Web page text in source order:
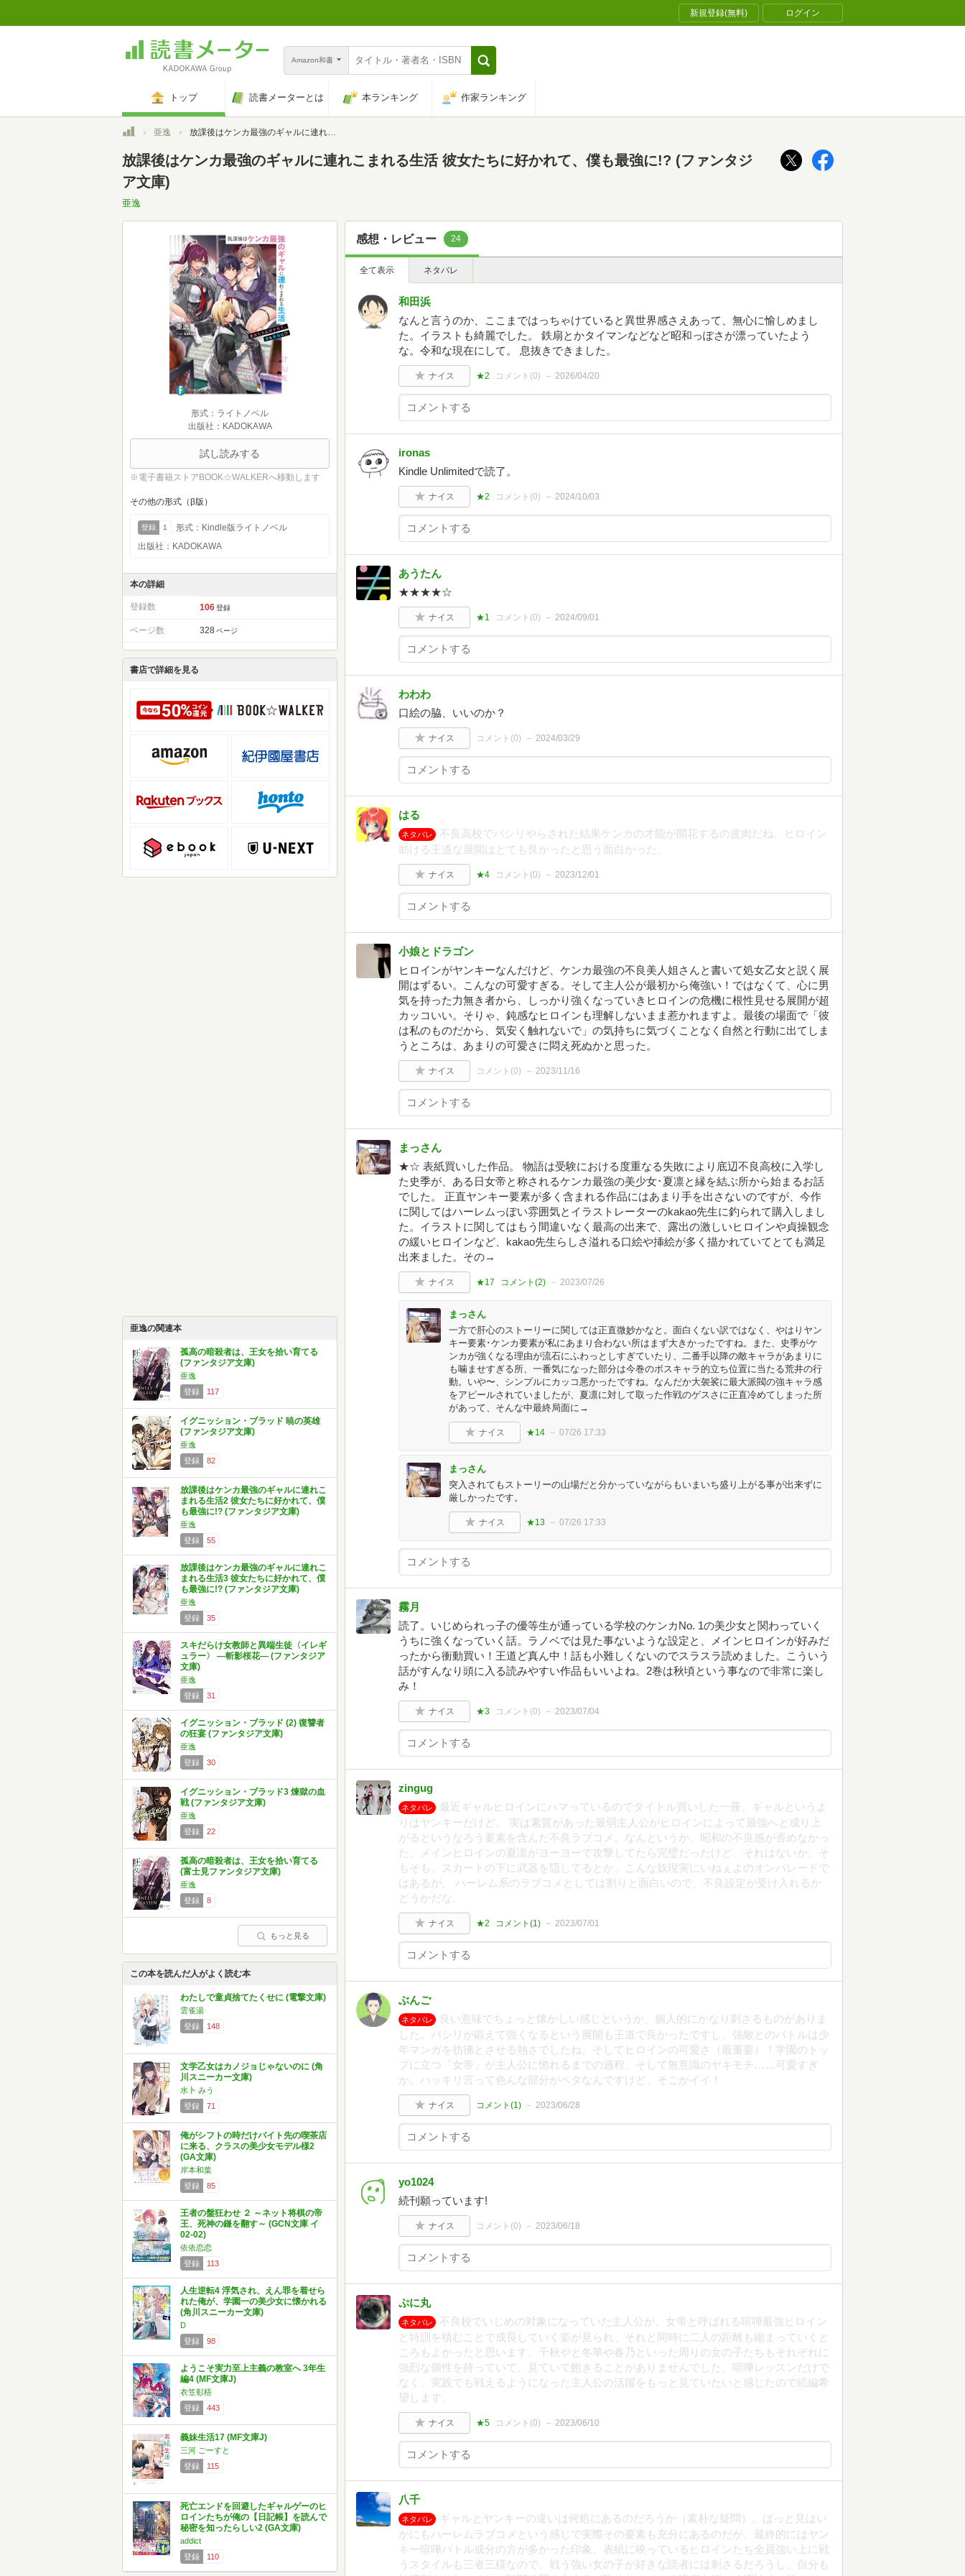
新規登録(無料) ログイン
Amazon和書
トップ 読書メーターとは 本ランキング 作家ランキング
トップ亜逸 放課後はケンカ最強のギャルに連れこまれる生活 彼女たちに好かれて、僕も最強に!? (ファンタジア文庫)
放課後はケンカ最強のギャルに連れこまれる生活 彼女たちに好かれて、僕も最強に!? (ファンタジ
ア文庫)
亜逸
形式：ライトノベル
出版社：KADOKAWA
試し読みする
※電子書籍ストアBOOK☆WALKERへ移動します
その他の形式（β版）
登録 1
形式：Kindle版ライトノベル
出版社：KADOKAWA
本の詳細
登録数 106 登録
ページ数 328 ページ
書店で詳細を見る
亜逸の関連本
孤高の暗殺者は、王女を拾い育てる
(ファンタジア文庫)
亜逸
登録
117
イグニッション・ブラッド 暁の英雄
(ファンタジア文庫)
亜逸
登録
82
放課後はケンカ最強のギャルに連れこ
まれる生活2 彼女たちに好かれて、僕
も最強に!? (ファンタジア文庫)
亜逸
登録
55
放課後はケンカ最強のギャルに連れこ
まれる生活3 彼女たちに好かれて、僕
も最強に!? (ファンタジア文庫)
亜逸
登録
35
スキだらけ女教師と異端生徒〈イレギ
ュラー〉 ―斬影桜花― (ファンタジア
文庫)
亜逸
登録
31
イグニッション・ブラッド (2) 復讐者
の狂宴 (ファンタジア文庫)
亜逸
登録
30
イグニッション・ブラッド3 煉獄の血
戦 (ファンタジア文庫)
亜逸
登録
22
孤高の暗殺者は、王女を拾い育てる
(富士見ファンタジア文庫)
亜逸
登録
8
もっと見る
この本を読んだ人がよく読む本
わたしで童貞捨てたくせに (電撃文庫)
雲雀湯
登録
148
文学乙女はカノジョじゃないのに (角
川スニーカー文庫)
水卜 みう
登録
71
俺がシフトの時だけバイト先の喫茶店
に来る、クラスの美少女モデル様2
(GA文庫)
岸本和葉
登録
85
王者の盤狂わせ ２ ～ネット将棋の帝
王、死神の鎌を翻す～ (GCN文庫 イ
02-02)
依依恋恋
登録
113
人生逆転4 浮気され、えん罪を着せら
れた俺が、学園一の美少女に懐かれる
(角川スニーカー文庫)
D
登録
98
ようこそ実力至上主義の教室へ 3年生
編4 (MF文庫J)
衣笠彰梧
登録
443
義妹生活17 (MF文庫J)
三河 ごーすと
登録
115
死亡エンドを回避したギャルゲーのヒ
ロインたちが俺の【日記帳】を読んで
秘密を知ったらしい2 (GA文庫)
addict
登録
110
感想・レビュー 24
全て表示 ネタバレ
和田浜
なんと言うのか、ここまではっちゃけていると異世界感さえあって、無心に愉しめまし
た。イラストも綺麗でした。 鉄扇とかタイマンなどなど昭和っぽさが漂っていたよう
な。令和な現在にして。 息抜きできました。
ナイス ★2 コメント(0) 2026/04/20
ironas
Kindle Unlimitedで読了。
ナイス ★2 コメント(0) 2024/10/03
あうたん
★★★★☆
ナイス ★1 コメント(0) 2024/09/01
わわわ
口絵の脇、いいのか？
ナイス コメント(0) 2024/03/29
はる
ネタバレ
不良高校でパシリやらされた結果ケンカの才能が開花するの皮肉だね。ヒロイン
助ける王道な展開はとても良かったと思う面白かった。
ナイス ★4 コメント(0) 2023/12/01
小娘とドラゴン
ヒロインがヤンキーなんだけど、ケンカ最強の不良美人姐さんと書いて処女乙女と説く展
開はずるい。こんなの可愛すぎる。そして主人公が最初から俺強い！ではなくて、心に男
気を持った力無き者から、しっかり強くなっていきヒロインの危機に根性見せる展開が超
カッコいい。そりゃ、鈍感なヒロインも理解しないまま惹かれますよ。最後の場面で「彼
は私のものだから、気安く触れないで」の気持ちに気づくことなく自然と行動に出てしま
うところは、あまりの可愛さに悶え死ぬかと思った。
ナイス コメント(0) 2023/11/16
まっさん
★☆ 表紙買いした作品。 物語は受験における度重なる失敗により底辺不良高校に入学し
た史季が、ある日女帝と称されるケンカ最強の美少女･夏凛と縁を結ぶ所から始まるお話
でした。 正直ヤンキー要素が多く含まれる作品にはあまり手を出さないのですが、今作
に関してはハーレムっぽい雰囲気とイラストレーターのkakao先生に釣られて購入しまし
た。イラストに関してはもう間違いなく最高の出来で、露出の激しいヒロインや貞操観念
の緩いヒロインなど、kakao先生らしさ溢れる口絵や挿絵が多く描かれていてとても満足
出来ました。その→
ナイス ★17 コメント(2) 2023/07/26
まっさん
一方で肝心のストーリーに関しては正直微妙かなと。面白くない訳ではなく、やはりヤン
キー要素･ケンカ要素が私にあまり合わない所はまず大きかったですね。また、史季がケ
ンカが強くなる理由が流石にふわっとしすぎていたり、二番手以降の敵キャラがあまりに
も噛ませすぎる所、一番気になった部分は今巻のボスキャラ的立ち位置に当たる荒井の行
動。いや〜、シンプルにカッコ悪かったですね。なんだか大袈裟に最大派閥の強キャラ感
をアピールされていましたが、夏凛に対して取った作戦のゲスさに正直冷めてしまった所
があって、そんな中最終局面に→
ナイス ★14 07/26 17:33
まっさん
突入されてもストーリーの山場だと分かっていながらもいまいち盛り上がる事が出来ずに
厳しかったです。
ナイス ★13 07/26 17:33
霧月
読了。いじめられっ子の優等生が通っている学校のケンカNo. 1の美少女と関わっていく
うちに強くなっていく話。ラノベでは見た事ないような設定と、メインヒロインが好みだ
ったから衝動買い！王道ど真ん中！話も小難しくないのでスラスラ読めました。こういう
話がすんなり頭に入る読みやすい作品もいいよね。2巻は秋頃という事なので非常に楽し
み！
ナイス ★3 コメント(0) 2023/07/04
zingug
ネタバレ
最近ギャルヒロインにハマっているのでタイトル買いした一冊。ギャルというよ
りはヤンキーだけど。 実は素質があった最弱主人公がヒロインによって最強へと成り上
がるというなろう要素を含んだ不良ラブコメ。なんというか、昭和の不良感が否めなかっ
た。メインヒロインの夏凛がヨーヨーで攻撃してたら完璧だったけど、それはないか。そ
もそも、スカートの下に武器を隠してるとか、こんな奴現実にいねぇよのオンパレードで
はあるが。 ハーレム系のラブコメとしては割りと面白いので、不良設定が受け入れるか
どうかだな。
ナイス ★2 コメント(1) 2023/07/01
ぶんご
ネタバレ
良い意味でちょっと懐かしい感じというか、個人的にかなり刺さるものがありま
した。パシリが鍛えて強くなるという展開も王道で良かったですし、強敵とのバトルは少
年マンガを彷彿とさせる熱さでしたね。そしてヒロインの可愛さ（最重要）！学園のトッ
プに立つ「女帝」が主人公に惚れるまでの過程、そして無意識のヤキモチ……可愛すぎ
か。ハッキリ言って色んな部分がベタなんですけど、そこがイイ！
ナイス コメント(1) 2023/06/28
yo1024
続刊願っています!
ナイス コメント(0) 2023/06/18
ぷに丸
ネタバレ
不良校でいじめの対象になっていた主人公が、女帝と呼ばれる喧嘩最強ヒロイン
と特訓を積むことで成長していく姿が見られ、それと同時に二人の距離も縮まっていくと
ころもよかったと思います。千秋やと冬華や春乃といった周りの女の子たちもそれぞれに
強烈な個性を持っていて、見ていて飽きることがありませんでした。喧嘩レッスンだけで
なく、実践でも戦えるようになった主人公の活躍をもっと見ていたいと感じたので続編希
望します。
ナイス ★5 コメント(0) 2023/06/10
八千
ネタバレ
ギャルとヤンキーの違いは何処にあるのだろうか（素朴な疑問）。ぱっと見はい
かにもハーレムラブコメという感じで実際その要素も充分にあるのだが、最終的にはヤン
キー喧嘩バトル成分の方が多かった印象。表紙に映っているヒロインたち全員強い上に戦
うスタイルも三者三様なので、戦う強い女の子が好きな読者には刺さるだろうし、自分も